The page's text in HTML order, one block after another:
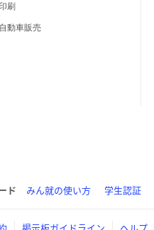
刷
自動車販売
ド みん就の使い方 学生認証